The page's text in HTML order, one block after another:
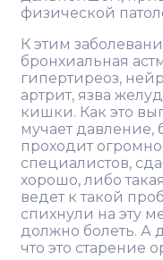
физической
К этим
бронхиальная
гипертиреоз,
артрит, язва
кишки. Как это
мучает давление,
проходит
специалистов,
хорошо, либо
ведет к такой
спихнули на эту
должно болеть. А
что это старение